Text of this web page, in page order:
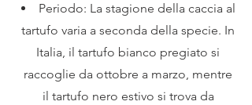
Periodo: La stagione della caccia al
tartufo varia a seconda della specie. In
Italia, il tartufo bianco pregiato si
raccoglie da ottobre a marzo, mentre
il tartufo nero estivo si trova da